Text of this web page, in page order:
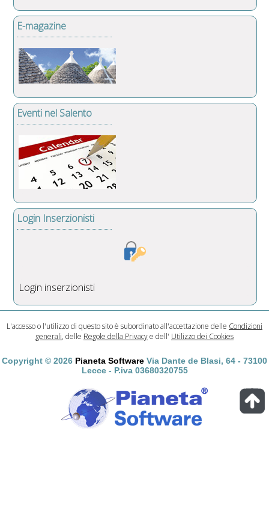
E-magazine
Eventi nel Salento
Login Inserzionisti
Login inserzionisti
L'accesso o l'utilizzo di questo sito è subordinato all'accettazione delle Condizioni
generali, delle Regole della Privacye dell' Utilizzo dei Cookies
Copyright © 2026 Pianeta Software Via Dante de Blasi, 64 - 73100
Lecce - P.iva 03680320755